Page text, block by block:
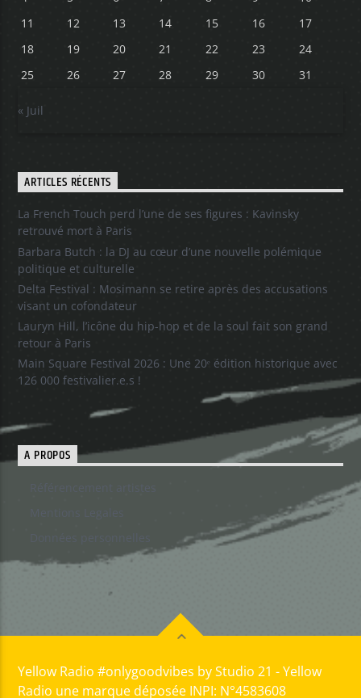
11
12 13 14 15 16
17
18
19 20 21 22 23
24
25
26 27 28 29 30 31
« Juil
ARTICLES RÉCENTS
La French Touch perd l’une de ses figures : Kavinsky
retrouvé mort à Paris
Barbara Butch : la DJ au cœur d’une nouvelle polémique
politique et culturelle
Delta Festival : Mosimann se retire après des accusations
visant un cofondateur
Lauryn Hill, l’icône du hip-hop et de la soul fait son grand
retour à Paris
Main Square Festival 2026 : Une 20ᵉ édition historique avec
126 000 festivalier.e.s !
A PROPOS
Yellow Radio #onlygoodvibes by Studio 21 - Yellow
Radio une marque déposée INPI: N°4583608